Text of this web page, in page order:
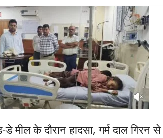
मील के दौरान हादसा, गर्म दाल